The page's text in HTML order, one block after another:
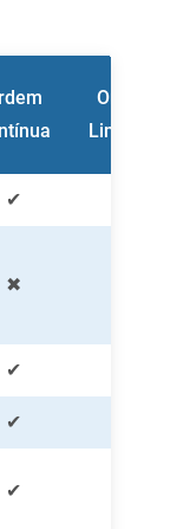
Ordem
Limitada
✔
✖
✔
✔
✔